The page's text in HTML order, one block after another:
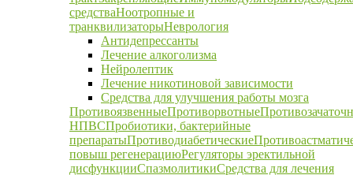
средстваНоотропные и
транквилизаторыНеврология
Антидепрессанты
Лечение алкоголизма
Нейролептик
Лечение никотиновой зависимости
Средства для улучшения работы мозга
ПротивоязвенныеПротиворвотные
НПВСПробиотики, бактерийные
препаратыПротиводиабетические
повыш регенерациюРегуляторы эректильной
дисфункцииСпазмолитикиСредства для лечения